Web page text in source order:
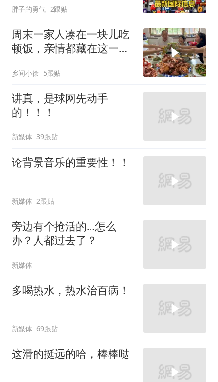
胖子的勇气 2跟贴
周末一家人凑在一块儿吃
顿饭，亲情都藏在这一饭
乡间小徐 5跟贴
讲真，是球网先动手
的！！！
新媒体 39跟贴
论背景音乐的重要性！！
新媒体 2跟贴
旁边有个抢活的…怎么
办？人都过去了？
新媒体
多喝热水，热水治百病！
新媒体 69跟贴
这滑的挺远的哈，棒棒哒